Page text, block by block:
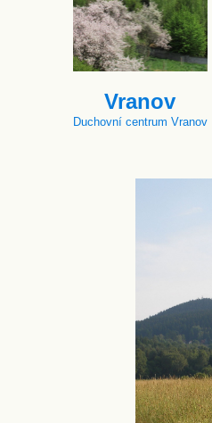
Vranov
Duchovní centrum Vranov